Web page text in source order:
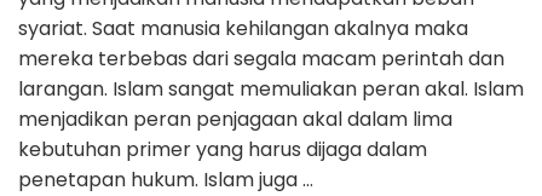
syariat. Saat manusia kehilangan akalnya maka
mereka terbebas dari segala macam perintah dan
larangan. Islam sangat memuliakan peran akal. Islam
menjadikan peran penjagaan akal dalam lima
kebutuhan primer yang harus dijaga dalam
penetapan hukum. Islam juga …